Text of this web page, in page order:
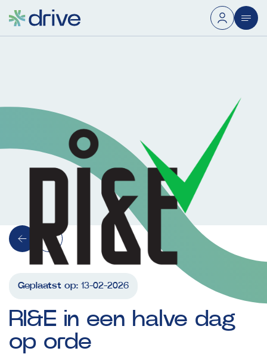
Geplaatst op: 13-02-2026
RI&E in een halve dag
op orde